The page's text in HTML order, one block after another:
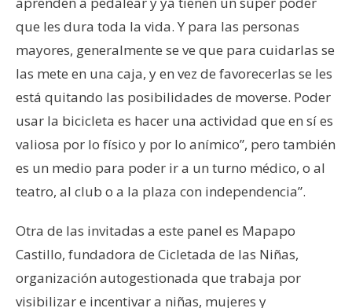
que les dura toda la vida. Y para las personas
mayores, generalmente se ve que para cuidarlas se
las mete en una caja, y en vez de favorecerlas se les
está quitando las posibilidades de moverse. Poder
usar la bicicleta es hacer una actividad que en sí es
valiosa por lo físico y por lo anímico”, pero también
es un medio para poder ir a un turno médico, o al
teatro, al club o a la plaza con independencia”.
Otra de las invitadas a este panel es Mapapo
Castillo, fundadora de Cicletada de las Niñas,
organización autogestionada que trabaja por
visibilizar e incentivar a niñas, mujeres y